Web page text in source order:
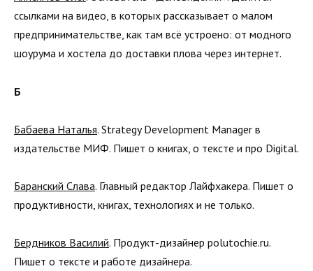
ссылками на видео, в которых рассказывает о малом
предпринимательстве, как там всё устроено: от модного
шоурума и хостела до доставки плова через интернет.
Б
Бабаева Наталья. Strategy Development Manager в
издательстве МИФ. Пишет о книгах, о тексте и про Digital.
Баранский Слава. Главный редактор Лайфхакера. Пишет о
продуктивности, книгах, технологиях и не только.
Бердников Василий. Продукт-дизайнер polutochie.ru.
Пишет о тексте и работе дизайнера.